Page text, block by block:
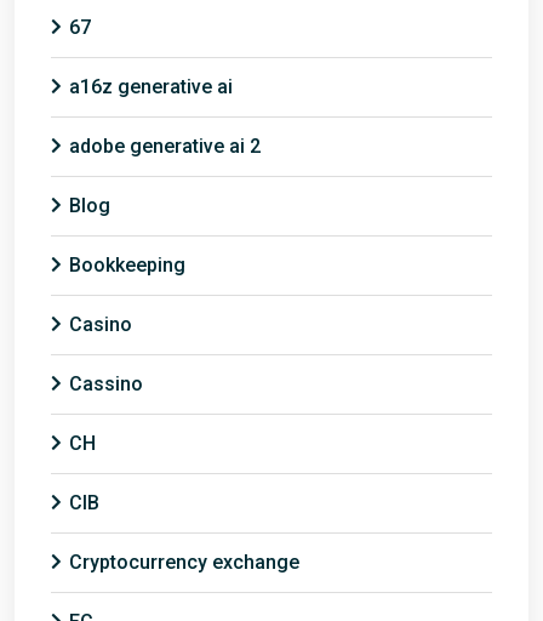
67
a16z generative ai
adobe generative ai 2
Blog
Bookkeeping
Casino
Cassino
CH
CIB
Cryptocurrency exchange